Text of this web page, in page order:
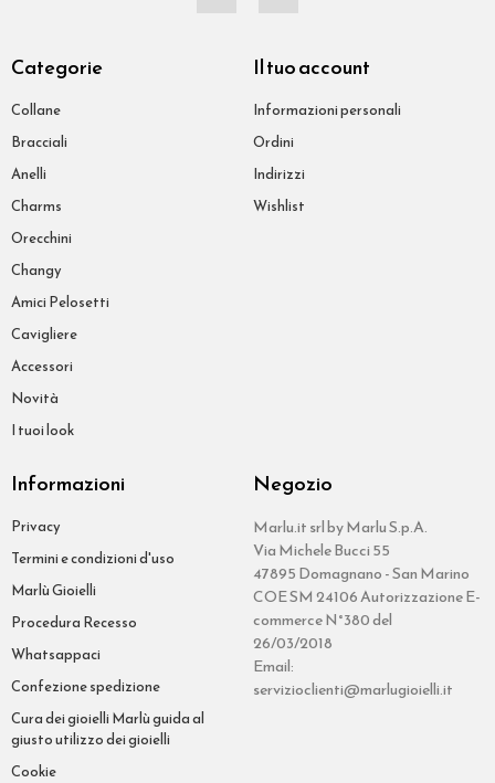
Categorie
Collane
Bracciali
Anelli
Charms
Orecchini
Changy
Amici Pelosetti
Cavigliere
Accessori
Novità
I tuoi look
Il tuo account
Informazioni personali
Ordini
Indirizzi
Wishlist
Informazioni
Privacy
Termini e condizioni d'uso
Marlù Gioielli
Procedura Recesso
Whatsappaci
Confezione spedizione
Cura dei gioielli Marlù guida al
giusto utilizzo dei gioielli
Cookie
Negozio
Marlu.it srl by Marlu S.p.A.
Via Michele Bucci 55
47895 Domagnano - San Marino
COE SM 24106 Autorizzazione E-
commerce N°380 del
26/03/2018
Email:
servizioclienti@marlugioielli.it